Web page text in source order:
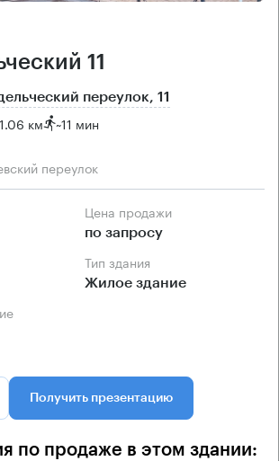
11
переулок, 11
км ~11 мин
переулок
Цена продажи
по запросу
Тип здания
Жилое здание
Получить презентацию
по продаже в этом здании: